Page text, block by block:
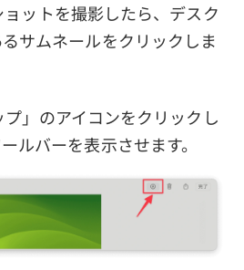
ットを撮影したら、デスク
サムネールをクリックしま
」のアイコンをクリックし
ルバーを表示させます。